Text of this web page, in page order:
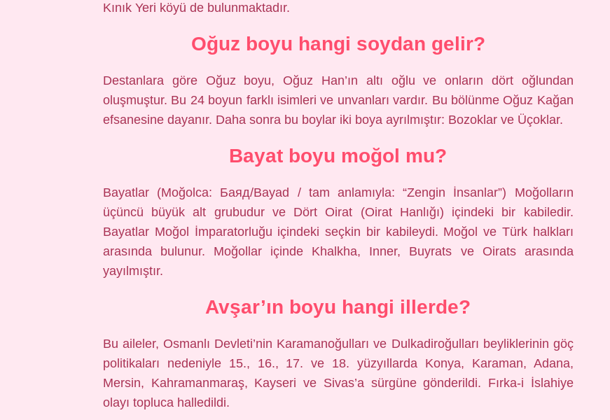
Kınık Yeri köyü de bulunmaktadır.
Oğuz boyu hangi soydan gelir?
Destanlara göre Oğuz boyu, Oğuz Han’ın altı oğlu ve onların dört oğlundan
oluşmuştur. Bu 24 boyun farklı isimleri ve unvanları vardır. Bu bölünme Oğuz Kağan
efsanesine dayanır. Daha sonra bu boylar iki boya ayrılmıştır: Bozoklar ve Üçoklar.
Bayat boyu moğol mu?
Bayatlar (Moğolca: Баяд/Bayad / tam anlamıyla: “Zengin İnsanlar”) Moğolların
üçüncü büyük alt grubudur ve Dört Oirat (Oirat Hanlığı) içindeki bir kabiledir.
Bayatlar Moğol İmparatorluğu içindeki seçkin bir kabileydi. Moğol ve Türk halkları
arasında bulunur. Moğollar içinde Khalkha, Inner, Buyrats ve Oirats arasında
yayılmıştır.
Avşar’ın boyu hangi illerde?
Bu aileler, Osmanlı Devleti’nin Karamanoğulları ve Dulkadiroğulları beyliklerinin göç
politikaları nedeniyle 15., 16., 17. ve 18. yüzyıllarda Konya, Karaman, Adana,
Mersin, Kahramanmaraş, Kayseri ve Sivas’a sürgüne gönderildi. Fırka-i İslahiye
olayı topluca halledildi.